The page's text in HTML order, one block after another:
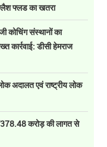
फ्लड का खतरा
संस्थानों का
कार्रवाई: डीसी हेमराज
अदालत एवं राष्ट्रीय लोक
₹378.48 करोड़ की लागत से